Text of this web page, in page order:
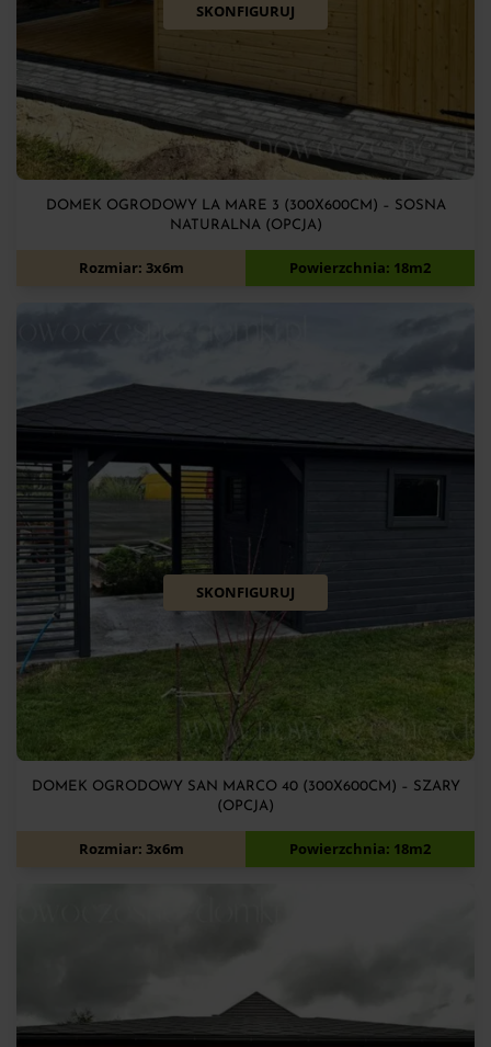
SKONFIGURUJ
DOMEK OGRODOWY LA MARE 3 (300X600CM) – SOSNA
NATURALNA (OPCJA)
11 700zł
Rozmiar: 3x6m Powierzchnia: 18m2
SKONFIGURUJ
DOMEK OGRODOWY SAN MARCO 40 (300X600CM) – SZARY
(OPCJA)
12 050zł
Rozmiar: 3x6m Powierzchnia: 18m2